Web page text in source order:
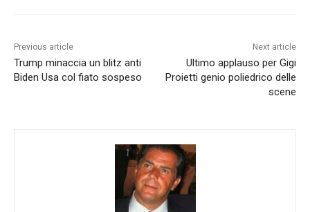
Previous article
Trump minaccia un blitz anti
Biden Usa col fiato sospeso
Next article
Ultimo applauso per Gigi
Proietti genio poliedrico delle
scene